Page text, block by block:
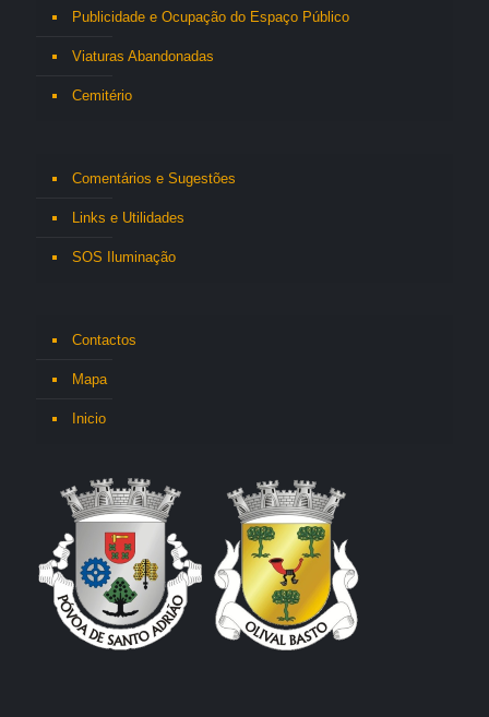
Publicidade e Ocupação do Espaço Público
Viaturas Abandonadas
Cemitério
Comentários e Sugestões
Links e Utilidades
SOS Iluminação
Contactos
Mapa
Inicio